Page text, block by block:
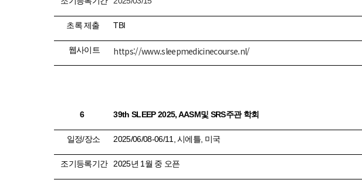
초록 제출 TBI
웹사이트 https://www.sleepmedicinecourse.nl/
6 39th SLEEP 2025, AASM및 SRS주관 학회
일정/장소 2025/06/08-06/11,시에틀, 미국
조기등록기간 2025년 1월 중 오픈